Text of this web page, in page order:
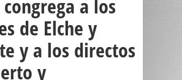
congrega a los
de Elche y
y a los directos
y